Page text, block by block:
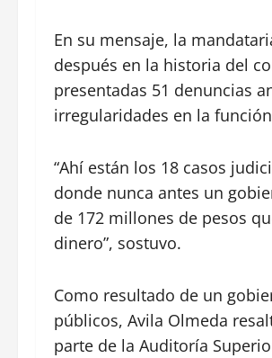
En su mensaje, la
después en la historia del
presentadas 51 denuncias
irregularidades en la
“Ahí están los 18 casos
donde nunca antes un
de 172 millones de pesos
dinero”, sostuvo.
Como resultado de un
públicos, Avila Olmeda
parte de la Auditoría